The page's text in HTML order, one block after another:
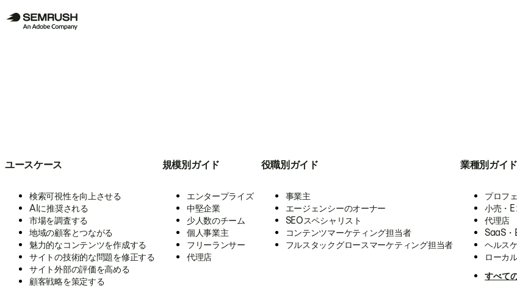
ユースケース
検索可視性を向上させる
AIに推奨される
市場を調査する
地域の顧客とつながる
魅力的なコンテンツを作成する
サイトの技術的な問題を修正する
サイト外部の評価を高める
顧客戦略を策定する
規模別ガイド
エンタープライズ
中堅企業
少人数のチーム
個人事業主
フリーランサー
代理店
役職別ガイド
事業主
エージェンシーのオーナー
SEOスペシャリスト
コンテンツマーケティング担当者
フルスタックグロースマーケティング担当者
業種別ガイド
プロフ
小売・E
代理店
SaaS・
ヘルス
ローカ
すべて